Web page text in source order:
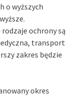
o wyższych
ochrony są
transport
zakres będzie
okres